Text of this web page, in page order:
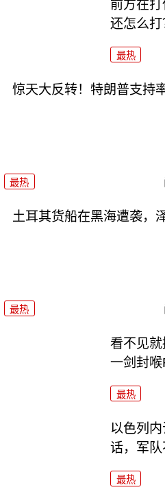
前方在打
还怎么打
最热
惊天大反转！特朗普支持
最热
土耳其货船在黑海遭袭，
最热
看不见
一剑封
最热
以色列
话，军
最热